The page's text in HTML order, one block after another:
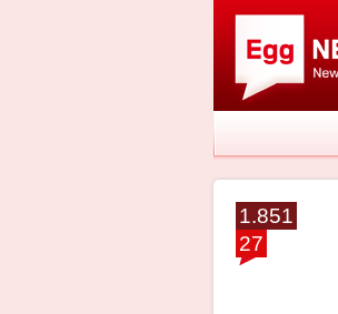
1.851
27